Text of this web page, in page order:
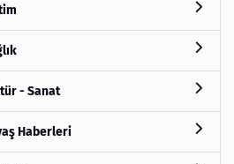
- Sanat
Haberleri